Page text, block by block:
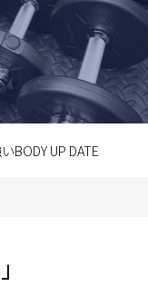
BODY UP DATE